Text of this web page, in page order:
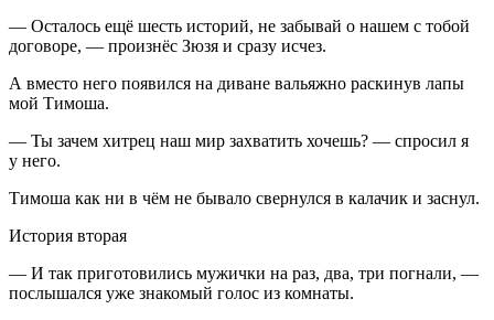
— Осталось ещё шесть историй, не забывай о нашем с тобой
договоре, — произнёс Зюзя и сразу исчез.
А вместо него появился на диване вальяжно раскинув лапы
мой Тимоша.
— Ты зачем хитрец наш мир захватить хочешь? — спросил я
у него.
Тимоша как ни в чём не бывало свернулся в калачик и заснул.
История вторая
— И так приготовились мужички на раз, два, три погнали, —
послышался уже знакомый голос из комнаты.